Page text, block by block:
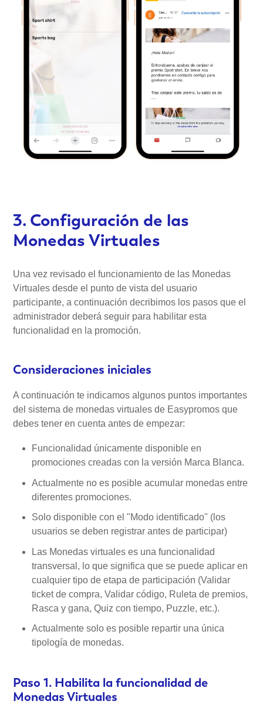
3. Configuración de las
Monedas Virtuales
Una vez revisado el funcionamiento de las Monedas
Virtuales desde el punto de vista del usuario
participante, a continuación decribimos los pasos que el
administrador deberá seguir para habilitar esta
funcionalidad en la promoción.
Consideraciones iniciales
A continuación te indicamos algunos puntos importantes
del sistema de monedas virtuales de Easypromos que
debes tener en cuenta antes de empezar:
Funcionalidad únicamente disponible en
promociones creadas con la versión Marca Blanca.
Actualmente no es posible acumular monedas entre
diferentes promociones.
Solo disponible con el "Modo identificado" (los
usuarios se deben registrar antes de participar)
Las Monedas virtuales es una funcionalidad
transversal, lo que significa que se puede aplicar en
cualquier tipo de etapa de participación (Validar
ticket de compra, Validar código, Ruleta de premios,
Rasca y gana, Quiz con tiempo, Puzzle, etc.).
Actualmente solo es posible repartir una única
tipología de monedas.
Paso 1. Habilita la funcionalidad de
Monedas Virtuales